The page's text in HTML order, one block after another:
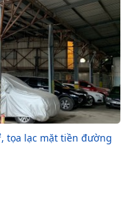
tọa lạc mặt tiền đường